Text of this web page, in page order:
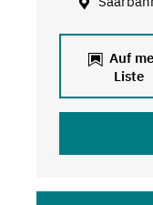
Auf
Liste